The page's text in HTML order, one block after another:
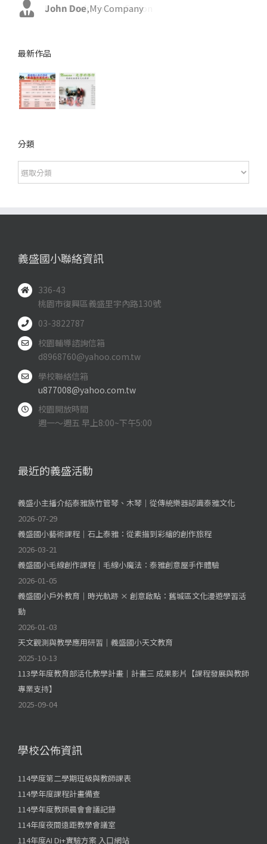
John Doe,My Company
Luke Beck,Theme Fusion
最新作品
分類
分
類
義盛國小聯絡資訊
336-43
桃園市復興區義盛里宇內路130號
03-3822787
校園輔導諮詢信箱
d8968760@yahoo.com.tw
學校聯絡信箱
u877008@yahoo.com.tw
校園開放時間
週一～週五 早上8:00~下午5:00
最近的義盛活動
義盛小主播介紹泰雅族竹管琴、木琴｜從傳統樂器認識泰雅文化
2026-07-29
義盛國小藝術課程｜石上泰雅：從素描到彩繪的創作旅程
2026-03-21
義盛國小毛線創作課程｜毛線小魔法：泰雅創意屋手作體驗
2026-01-05
義盛國小戶外教育｜時光軌跡 × 創意啟點：舊城區文化漫遊學習活
動
2026-01-03
天文觀測與教學應用研習｜義盛國小天文教育
2025-10-13
113學年度教育部活化教學計畫｜計畫三 成果影片【課程發展與教師
專業支持】
2025-09-04
學校公佈資訊
114學度第二學期班級與教師課表
114學年度課程計畫備查
114學年度教師晨會會議記錄
114年度夜間遠距教學會議室
114年度AI Di+實驗方案 入口網站